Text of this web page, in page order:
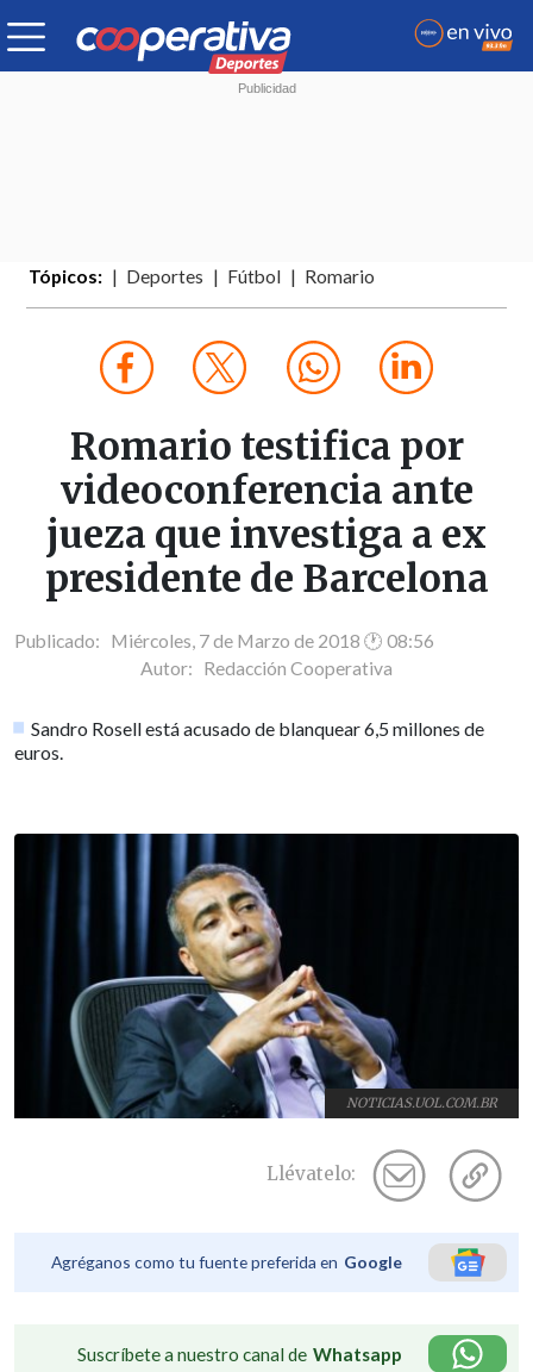
Tópicos: Deportes Fútbol Romario
Romario testifica por
videoconferencia ante
jueza que investiga a ex
presidente de Barcelona
Publicado: Miércoles, 7 de Marzo de 2018 🕐 08:56
Autor: Redacción Cooperativa
Sandro Rosell está acusado de blanquear 6,5 millones de
euros.
NOTICIAS.UOL.COM.BR
Llévatelo:
Agréganos como tu fuente preferida en Google
Suscríbete a nuestro canal de Whatsapp